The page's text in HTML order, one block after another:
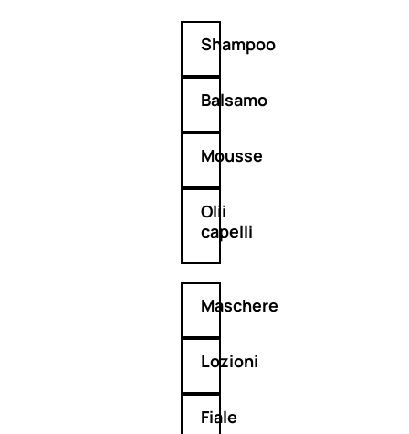
Shampoo
Balsamo
Mousse
Olii
capelli
Maschere
Lozioni
Fiale